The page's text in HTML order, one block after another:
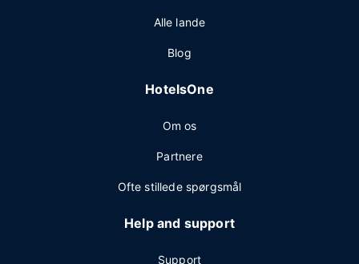
Alle lande
Blog
HotelsOne
Om os
Partnere
Ofte stillede spørgsmål
Help and support
Support